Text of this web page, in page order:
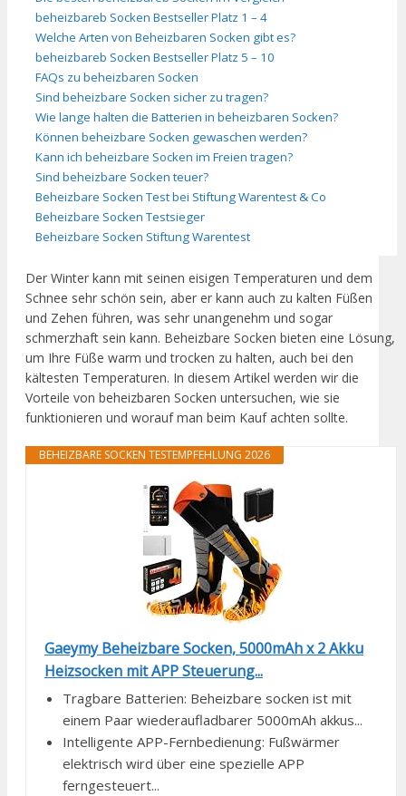
beheizbareb Socken Bestseller Platz 1 – 4
Welche Arten von Beheizbaren Socken gibt es?
beheizbareb Socken Bestseller Platz 5 – 10
FAQs zu beheizbaren Socken
Sind beheizbare Socken sicher zu tragen?
Wie lange halten die Batterien in beheizbaren Socken?
Können beheizbare Socken gewaschen werden?
Kann ich beheizbare Socken im Freien tragen?
Sind beheizbare Socken teuer?
Beheizbare Socken Test bei Stiftung Warentest & Co
Beheizbare Socken Testsieger
Beheizbare Socken Stiftung Warentest
Der Winter kann mit seinen eisigen Temperaturen und dem
Schnee sehr schön sein, aber er kann auch zu kalten Füßen
und Zehen führen, was sehr unangenehm und sogar
schmerzhaft sein kann. Beheizbare Socken bieten eine Lösung,
um Ihre Füße warm und trocken zu halten, auch bei den
kältesten Temperaturen. In diesem Artikel werden wir die
Vorteile von beheizbaren Socken untersuchen, wie sie
funktionieren und worauf man beim Kauf achten sollte.
BEHEIZBARE SOCKEN TESTEMPFEHLUNG 2026
Gaeymy Beheizbare Socken, 5000mAh x 2 Akku
Heizsocken mit APP Steuerung...
Tragbare Batterien: Beheizbare socken ist mit
einem Paar wiederaufladbarer 5000mAh akkus...
Intelligente APP-Fernbedienung: Fußwärmer
elektrisch wird über eine spezielle APP
ferngesteuert...